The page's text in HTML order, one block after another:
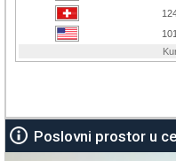
Poslovni prostor u